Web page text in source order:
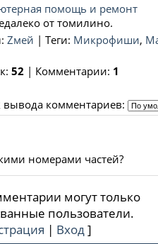
помощь и ремонт
от томилино.
: Zмей | Теги: Микрофиши,
: 52 | Комментарии: 1
вывода комментариев:
номерами частей?
могут только
пользователи.
| Вход]